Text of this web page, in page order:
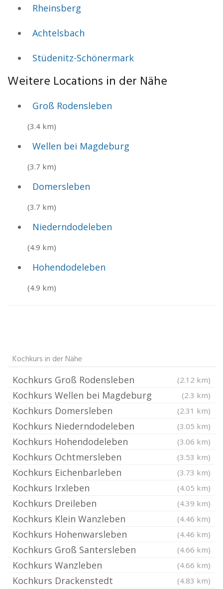
Rheinsberg
Achtelsbach
Stüdenitz-Schönermark
Weitere Locations in der Nähe
Groß Rodensleben
(3.4 km)
Wellen bei Magdeburg
(3.7 km)
Domersleben
(3.7 km)
Niederndodeleben
(4.9 km)
Hohendodeleben
(4.9 km)
Kochkurs in der Nähe
Kochkurs Groß Rodensleben (2.12 km)
Kochkurs Wellen bei Magdeburg (2.3 km)
Kochkurs Domersleben (2.31 km)
Kochkurs Niederndodeleben (3.05 km)
Kochkurs Hohendodeleben (3.06 km)
Kochkurs Ochtmersleben (3.53 km)
Kochkurs Eichenbarleben (3.73 km)
Kochkurs Irxleben (4.05 km)
Kochkurs Dreileben (4.39 km)
Kochkurs Klein Wanzleben (4.46 km)
Kochkurs Hohenwarsleben (4.46 km)
Kochkurs Groß Santersleben (4.66 km)
Kochkurs Wanzleben (4.66 km)
Kochkurs Drackenstedt (4.83 km)